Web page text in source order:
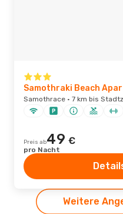
Samothraki Beach
Samothrace · 7 km bis
Preis ab49 €
pro Nacht
Weitere